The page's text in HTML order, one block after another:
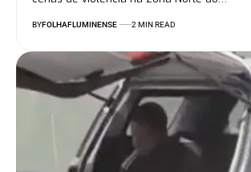
BYFOLHAFLUMINENSE 2 MIN READ